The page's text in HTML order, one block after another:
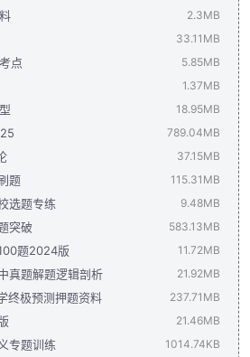
的六大同构体系专项突破（解析版）.pdf
的六大同构体系专项突破（学生版）.pdf
类（解析版）.pdf 1.15MB
类（学生版）.pdf 789.26KB
合应用（十八大题型）（解析版）.pdf
新定义（解析版）.pdf 1.48MB
新定义（学生版）.pdf 1.02MB
题技巧120讲.pdf 12.38MB
.pdf 406.92KB
解析.pdf 739.75KB
优(教师版).pdf 1.52MB
优(学生版).pdf 2.56MB
背景专题训练-2024届高三数学二轮复习（解
背景专题训练-2024届高三数学二轮复习（学
背景专题训练-含解析(41).pdf
1.47MB
轮专题复习 回归教材一本通 高中数学 课时
轮专题复习 回归教材一本通 高中数学.pdf
三暑假考点集训（高分必备）.pdf 64.08MB
三暑假考点集训（高分必备）答案册.pdf
2.3MB
考备考数学学科综合训练材料(参考答案).pdf
考备考数学学科综合训练材料(题目).pdf
33.11MB
最后一课-数学.docx 19.61MB
接打印使用）2024年高考最后一课（数学）
点 5.85MB
数学19题压轴题知识点全归纳1540页.pdf
1.37MB
答题常考公式及答题模板(1).pdf 1.37MB
18.95MB
不良专题讲义（内部资料，严禁外传1）.pdf
不良专题讲义（内部资料，严禁外传）.docx
789.04MB
设计--高考总复习（提升版）-答案册.pdf
设计--高考总复习（提升版）.pdf 735.89MB
设计--课时跟踪检测.pdf 20.26MB
37.15MB
论.pdf 37.15MB
题 115.31MB
习.pdf 115.31MB
选题专练 9.48MB
校-高考考前小题冲刺训练（赢在小题）.pdf
突破 583.13MB
学开放试题.pdf 583.13MB
题2024版 11.72MB
压轴精选100题解析版.pdf 7.88MB
压轴精选100题讲义.pdf 1.94MB
压轴精选100题讲义（内部资料）.pdf
真题解题逻辑剖析 21.92MB
题解题逻辑剖析.pdf 21.92MB
终极预测押题资料 237.71MB
高考数学》终极预测3套卷（新高考I卷）.pdf
高考数学》终极预测3套卷（新高考I卷）答
21.46MB
和题型填空（学生版+目录）(1).pdf 2.36MB
专题训练 1014.74KB